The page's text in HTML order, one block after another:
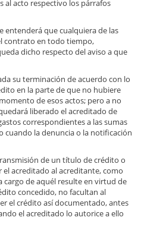
al acto respectivo los párrafos
entenderá que cualquiera de las
contrato en todo tiempo,
dicho respecto del aviso a que
su terminación de acuerdo con lo
en la parte de que no hubiere
de esos actos; pero a no
liberado el acreditado de
correspondientes a las sumas
cuando la denuncia o la notificación
de un título de crédito o
acreditado al acreditante, como
de aquél resulte en virtud de
concedido, no facultan al
el crédito así documentado, antes
el acreditado lo autorice a ello